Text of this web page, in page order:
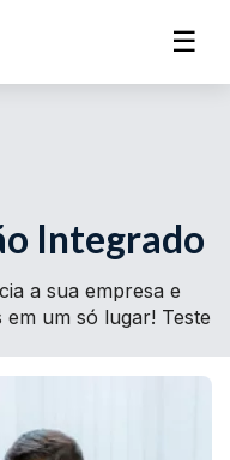
☰
Integrado
a sua empresa e
um só lugar! Teste